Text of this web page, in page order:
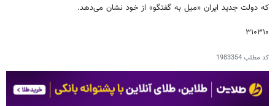
که دولت جدید ایران «میل به گفتگو» از خود نشان می‌دهد.
۳۱۰۳۱۰
کد مطلب1983354